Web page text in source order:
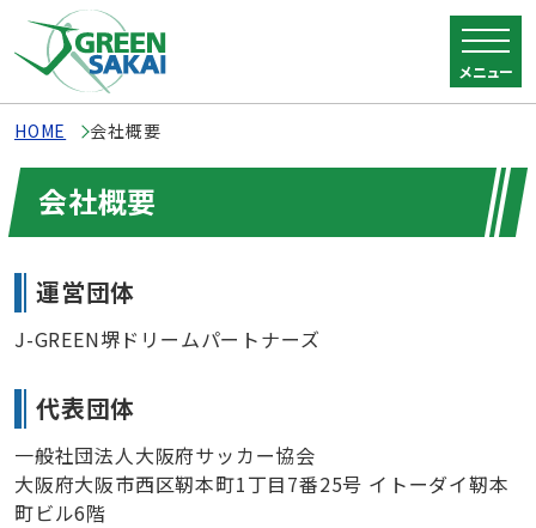
メニュー
HOME 会社概要
会社概要
運営団体
J-GREEN堺ドリームパートナーズ
代表団体
一般社団法人大阪府サッカー協会
大阪府大阪市西区靭本町1丁目7番25号 イトーダイ靭本
町ビル6階